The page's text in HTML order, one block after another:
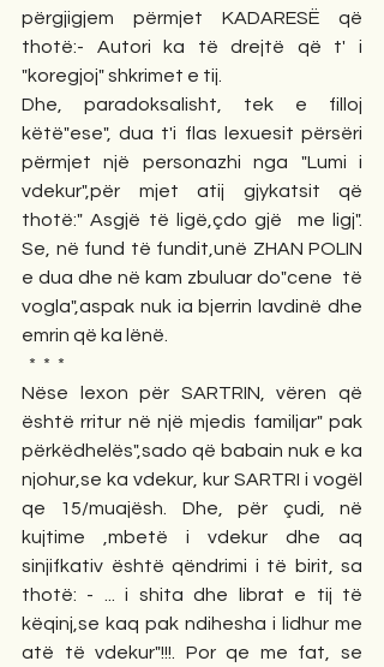
përgjigjem përmjet KADARESË që
thotë:- Autori ka të drejtë që t' i
"koregjoj" shkrimet e tij.
Dhe, paradoksalisht, tek e filloj
këtë"ese", dua t'i flas lexuesit përsëri
përmjet një personazhi nga "Lumi i
vdekur",për mjet atij gjykatsit që
thotë:" Asgjë të ligë,çdo gjë  me ligj".
Se, në fund të fundit,unë ZHAN POLIN
e dua dhe në kam zbuluar do"cene  të
vogla",aspak nuk ia bjerrin lavdinë dhe
emrin që ka lënë.
  *  *  *
Nëse lexon për SARTRIN, vëren që
është rritur në një mjedis familjar" pak
përkëdhelës",sado që babain nuk e ka
njohur,se ka vdekur, kur SARTRI i vogël
qe 15/muajësh. Dhe, për çudi, në
kujtime ,mbetë i vdekur dhe aq
sinjifkativ është qëndrimi i të birit, sa
thotë: - ... i shita dhe librat e tij të
këqinj,se kaq pak ndihesha i lidhur me
atë të vdekur"!!!. Por qe me fat, se